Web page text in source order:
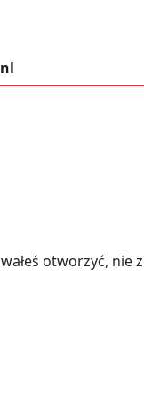
otworzyć, nie